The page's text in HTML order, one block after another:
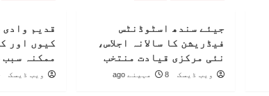
جیئے سندھ اسٹوڈنٹس
فیڈریشن کا سالانہ اجلاس،
نئی مرکزی قیادت منتخب
ویب ڈیسک 8 مہینے ago
قدیم
کیوں اور
ممکنہ سبب
ویب ڈیسک